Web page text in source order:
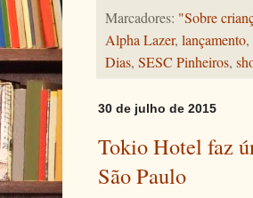
Marcadores: "Sobre
Alpha Lazer, lançamento,
Dias, SESC Pinheiros,
30 de julho de 2015
Tokio Hotel faz
São Paulo